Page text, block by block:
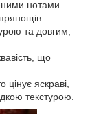
нотами
та довгим,
що
цінує яскраві,
текстурою.